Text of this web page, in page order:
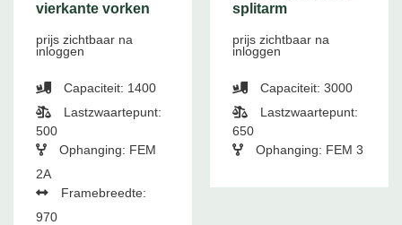
vierkante vorken
prijs zichtbaar na
inloggen
Capaciteit: 1400
Lastzwaartepunt:
500
Ophanging: FEM
2A
Framebreedte:
970
splitarm
prijs zichtbaar na
inloggen
Capaciteit: 3000
Lastzwaartepunt:
650
Ophanging: FEM 3